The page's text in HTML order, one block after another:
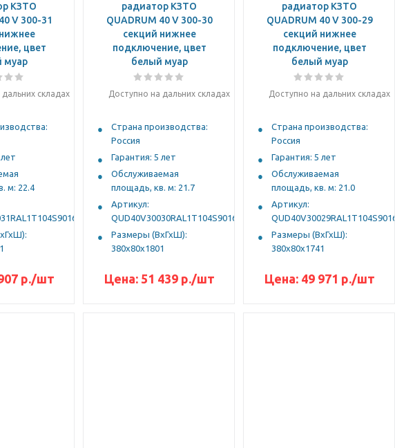
КЗТО
V 300-31
цвет
муар
складах
м: 22.4
р./шт
радиатор КЗТО
QUADRUM 40 V 300-30
секций нижнее
подключение, цвет
белый муар
Доступно на дальних складах
Страна производства:
Россия
Гарантия: 5 лет
Обслуживаемая
площадь, кв. м: 21.7
Артикул:
QUD40V30030RAL1Т104S9016
Размеры (ВхГхШ):
380х80х1801
Цена: 51 439р./шт
радиатор КЗТО
QUADRUM 40 V 300-29
секций нижнее
подключение, цвет
белый муар
Доступно на дальних складах
Страна производства:
Россия
Гарантия: 5 лет
Обслуживаемая
площадь, кв. м: 21.0
Артикул:
QUD40V30029RAL1Т104S9016
Размеры (ВхГхШ):
380х80х1741
Цена: 49 971 р./шт